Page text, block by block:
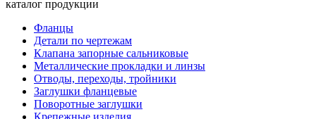
каталог продукции
Фланцы
Детали по чертежам
Клапана запорные сальниковые
Металлические прокладки и линзы
Отводы, переходы, тройники
Заглушки фланцевые
Поворотные заглушки
Крепежные изделия